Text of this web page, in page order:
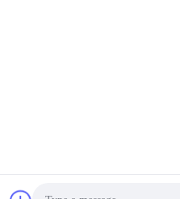
Auteursrecht © 2026